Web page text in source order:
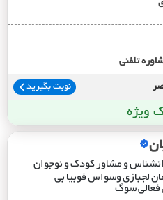
تلفنی
نوبت بگیرید
ویژه
و مشاور کودک و نوجوان
لجبازی وسواس فوبیا بی
فعالی سوگ